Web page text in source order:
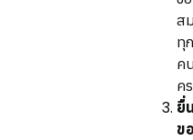
ส
ทุ
ค
ค
ยื่
ข